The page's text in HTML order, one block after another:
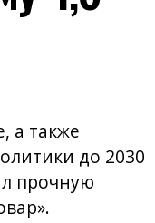
а также
до 2030
прочную